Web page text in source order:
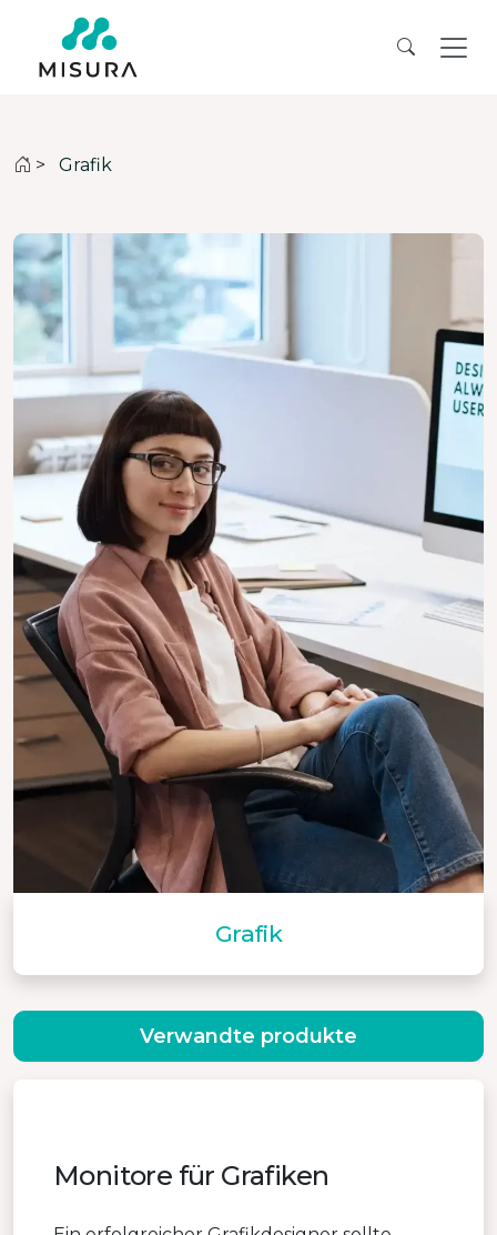
> Grafik
Grafik
Monitore für Grafiken
Verwandte produkte